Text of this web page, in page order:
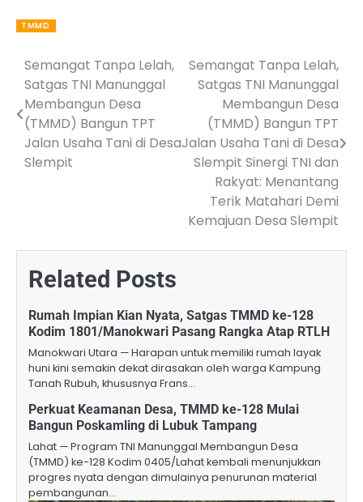
TMMD
Post
navigation
Semangat Tanpa Lelah,
Satgas TNI Manunggal
Membangun Desa
(TMMD) Bangun TPT
Jalan Usaha Tani di Desa
Slempit
Semangat Tanpa Lelah,
Satgas TNI Manunggal
Membangun Desa
(TMMD) Bangun TPT
Jalan Usaha Tani di Desa
Slempit Sinergi TNI dan
Rakyat: Menantang
Terik Matahari Demi
Kemajuan Desa Slempit
Related Posts
Rumah Impian Kian Nyata, Satgas TMMD ke-128
Kodim 1801/Manokwari Pasang Rangka Atap RTLH
Manokwari Utara — Harapan untuk memiliki rumah layak
huni kini semakin dekat dirasakan oleh warga Kampung
Tanah Rubuh, khususnya Frans…
Perkuat Keamanan Desa, TMMD ke-128 Mulai
Bangun Poskamling di Lubuk Tampang
Lahat — Program TNI Manunggal Membangun Desa
(TMMD) ke-128 Kodim 0405/Lahat kembali menunjukkan
progres nyata dengan dimulainya penurunan material
pembangunan…